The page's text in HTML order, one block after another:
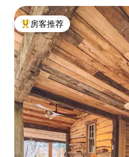
热门「房客推荐」
房客推荐